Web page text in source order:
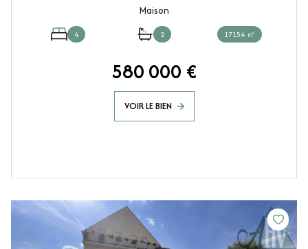
Maison
4 2 17154 ㎡
580 000 €
VOIR LE BIEN